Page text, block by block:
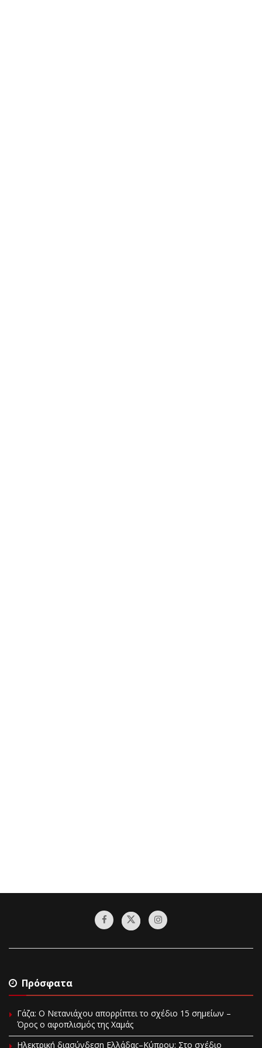
Πρόσφατα
Γάζα: Ο Νετανιάχου απορρίπτει το σχέδιο 15 σημείων –
Όρος ο αφοπλισμός της Χαμάς
Ηλεκτρική διασύνδεση Ελλάδας–Κύπρου: Στο σχέδιο